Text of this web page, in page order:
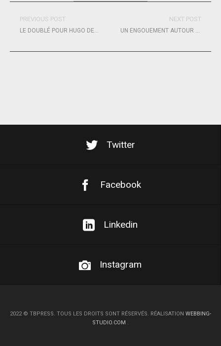
PREVIOUS POST
LE DOUBLÉ POUR HUGO DECK SUR LA ADIDAS TERREX MAXI-RACE
NEXT POST
UN ENGOUEMENT AUTOUR DU VENDÉE GLOBE AUPRÈS DES AIDANTS
Twitter
Facebook
Linkedin
Instagram
2022 © TBPRESS. TOUS LES DROITS SONT RÉSERVÉS. RÉALISATION WEBBING-
STUDIO.COM .